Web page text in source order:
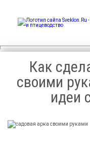
Как
своими
идеи